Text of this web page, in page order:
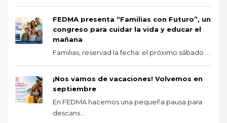
FEDMA presenta “Familias con Futuro”, un
congreso para cuidar la vida y educar el
mañana
Familias, reservad la fecha: el próximo sábado ...
¡Nos vamos de vacaciones! Volvemos en
septiembre
En FEDMA hacemos una pequeña pausa para
descans...